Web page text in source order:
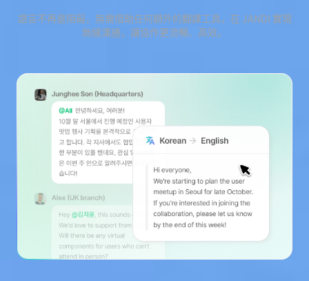
語言不再是阻礙，無需借助任何額外的翻譯工具，在 JANDI 實現
無縫溝通，讓協作更流暢、高效。